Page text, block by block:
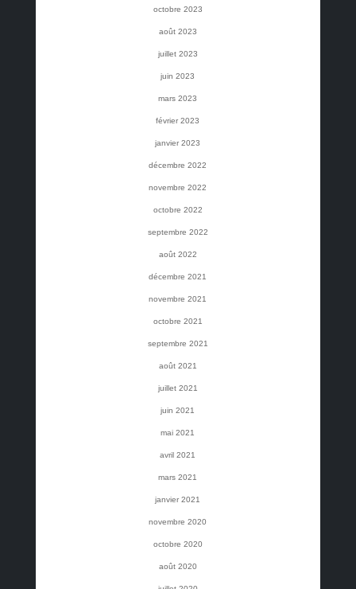
octobre 2023
août 2023
juillet 2023
juin 2023
mars 2023
février 2023
janvier 2023
décembre 2022
novembre 2022
octobre 2022
septembre 2022
août 2022
décembre 2021
novembre 2021
octobre 2021
septembre 2021
août 2021
juillet 2021
juin 2021
mai 2021
avril 2021
mars 2021
janvier 2021
novembre 2020
octobre 2020
août 2020